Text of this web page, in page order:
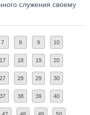
служения своему
7 8 9 10
17 18 19 20
27 28 29 30
37 38 39 40